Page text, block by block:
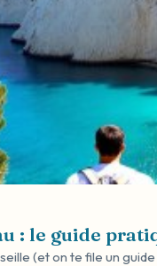
: le guide
(et on te file un